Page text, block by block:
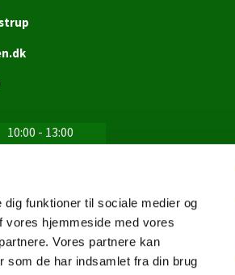
funktioner til sociale medier og
vores hjemmeside med vores
Vores partnere kan
som de har indsamlet fra din brug
10:00 - 13:00
15:00 - 18:00
10:00 - 13:00
Lukket
Lukket